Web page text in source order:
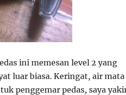
ini memesan level 2 yang
luar biasa. Keringat, air mata
penggemar pedas, saya